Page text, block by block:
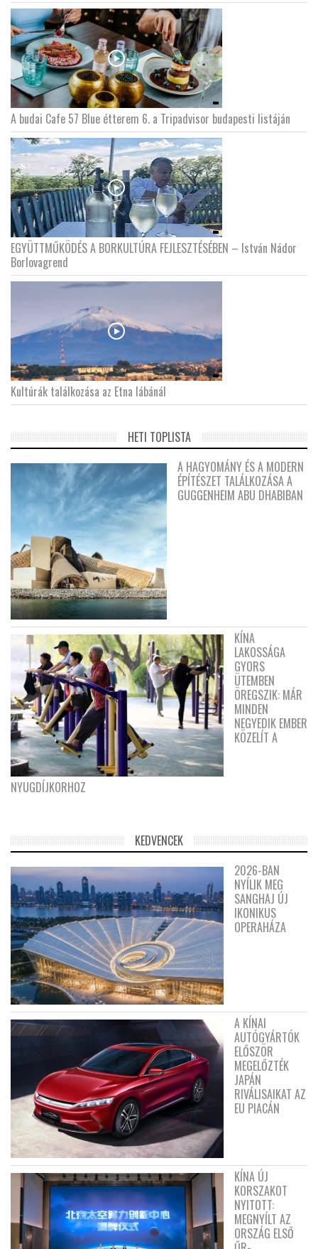
LATIMO.HU
GLOBOBOOK
A budai Cafe 57 Blue étterem 6. a Tripadvisor budapesti listáján
EGYÜTTMŰKÖDÉS A BORKULTÚRA FEJLESZTÉSÉBEN – István Nádor
Borlovagrend
Kultúrák találkozása az Etna lábánál
HETI TOPLISTA
A HAGYOMÁNY ÉS A MODERN
ÉPÍTÉSZET TALÁLKOZÁSA A
GUGGENHEIM ABU DHABIBAN
KÍNA
LAKOSSÁGA
GYORS
ÜTEMBEN
ÖREGSZIK: MÁR
MINDEN
NEGYEDIK EMBER
KÖZELÍT A
NYUGDÍJKORHOZ
KEDVENCEK
2026-BAN
NYÍLIK MEG
SANGHAJ ÚJ
IKONIKUS
OPERAHÁZA
A KÍNAI
AUTÓGYÁRTÓK
ELŐSZÖR
MEGELŐZTÉK
JAPÁN
RIVÁLISAIKAT AZ
EU PIACÁN
KÍNA ÚJ
KORSZAKOT
NYITOTT:
MEGNYÍLT AZ
ORSZÁG ELSŐ